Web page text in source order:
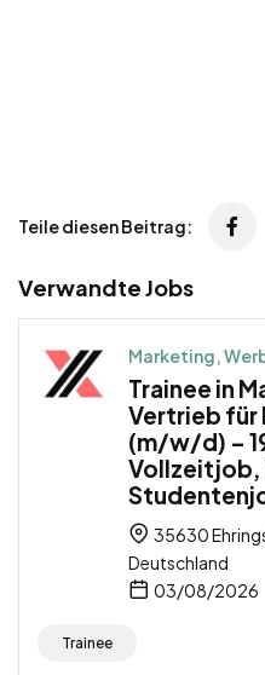
Teile diesen Beitrag:
Verwandte Jobs
Marketing,
Trainee in
Vertrieb für
(m/w/d) –
35630
Deutschland
03/08/2026
Trainee